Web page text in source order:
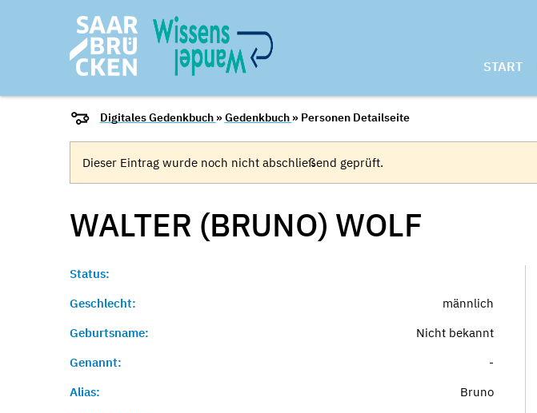
START
Digitales Gedenkbuch »Gedenkbuch » Personen Detailseite
Dieser Eintrag wurde noch nicht abschließend geprüft.
WALTER (BRUNO) WOLF
Status:
Geschlecht:
männlich
Geburtsname:
Nicht bekannt
Genannt:
-
Alias:
Bruno